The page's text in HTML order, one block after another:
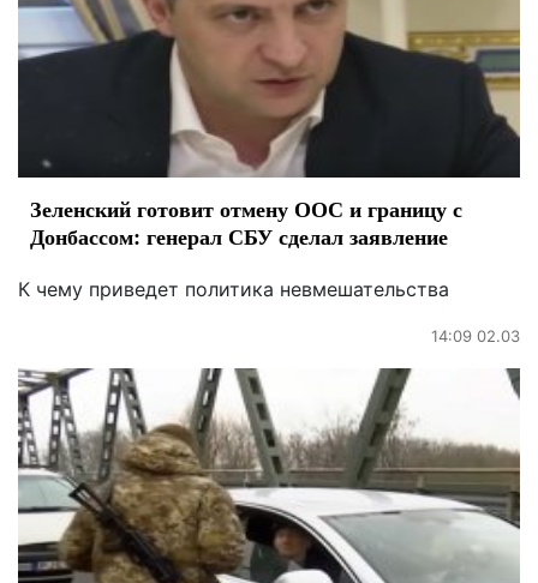
Зеленский готовит отмену ООС и границу с
Донбассом: генерал СБУ сделал заявление
К чему приведет политика невмешательства
14:09 02.03